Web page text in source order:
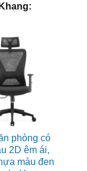
phòng có
2D êm ái,
màu đen